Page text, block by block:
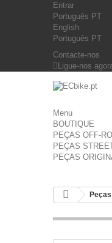
Entrar
Português PT
English
Português PT
Contacte-nos
Ligue-nos
Menu
BOUTIQUE
PEÇAS OFF-
PEÇAS
PEÇAS